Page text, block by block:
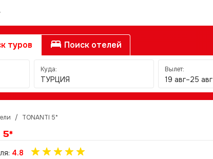
туров Поиск отелей
Куда:
ТУРЦИЯ
Вылет:
19 авг–25 авг
/ TONANTI 5*
5*
4.8